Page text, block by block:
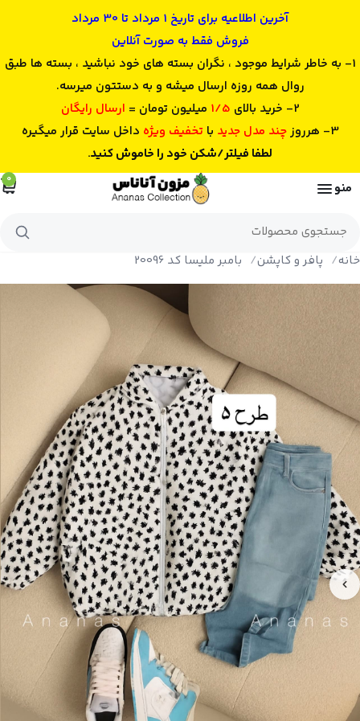
آخرین اطلاعیه برای تاریخ 1 مرداد تا 30 مرداد
فروش فقط به صورت آنلاین
1- به خاطر شرایط موجود ، نگران بسته های خود نباشید ، بسته ها طبق
روال همه روزه ارسال میشه و به دستتون میرسه.
2- خرید بالای
1/5 میلیون تومان = ارسال رایگان
3- هرروز
چند مدل جدید با تخفیف ویژه داخل سایت قرار میگیره
لطفا فیلتر/شکن خود را خاموش کنید.
جستجوی
محصولات
0
منو
خانه پافر و کاپشن بامبر ملیسا کد 20096